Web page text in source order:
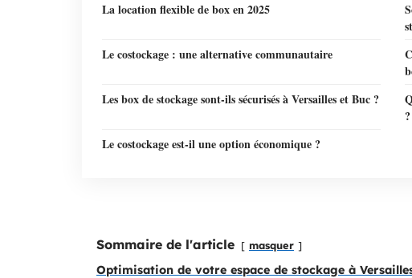
La location flexible de box en 2025
Le costockage : une alternative communautaire
Les box de stockage sont-ils sécurisés à Versailles et Buc ?
?
Le costockage est-il une option économique ?
Sommaire de l'article masquer
Optimisation de votre espace de stockage à